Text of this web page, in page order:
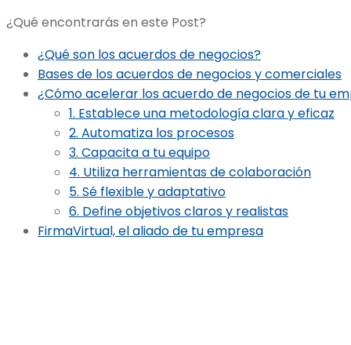
¿Qué encontrarás en este Post?
¿Qué son los acuerdos de negocios?
Bases de los acuerdos de negocios y comerciales
¿Cómo acelerar los acuerdo de negocios de tu
1. Establece una metodología clara y eficaz
2. Automatiza los procesos
3. Capacita a tu equipo
4. Utiliza herramientas de colaboración
5. Sé flexible y adaptativo
6. Define objetivos claros y realistas
FirmaVirtual, el aliado de tu empresa